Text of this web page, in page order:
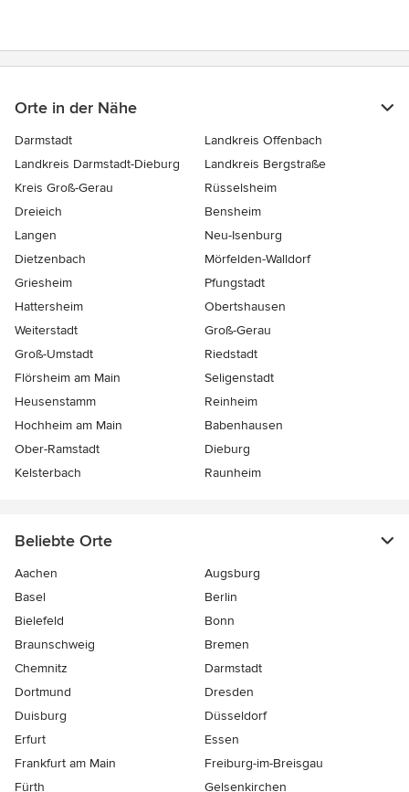
Orte in der Nähe
Darmstadt
Landkreis Offenbach
Landkreis Darmstadt-Dieburg
Landkreis Bergstraße
Kreis Groß-Gerau
Rüsselsheim
Dreieich
Bensheim
Langen
Neu-Isenburg
Dietzenbach
Mörfelden-Walldorf
Griesheim
Pfungstadt
Hattersheim
Obertshausen
Weiterstadt
Groß-Gerau
Groß-Umstadt
Riedstadt
Flörsheim am Main
Seligenstadt
Heusenstamm
Reinheim
Hochheim am Main
Babenhausen
Ober-Ramstadt
Dieburg
Kelsterbach
Raunheim
Beliebte Orte
Aachen
Augsburg
Basel
Berlin
Bielefeld
Bonn
Braunschweig
Bremen
Chemnitz
Darmstadt
Dortmund
Dresden
Duisburg
Düsseldorf
Erfurt
Essen
Frankfurt am Main
Freiburg-im-Breisgau
Fürth
Gelsenkirchen